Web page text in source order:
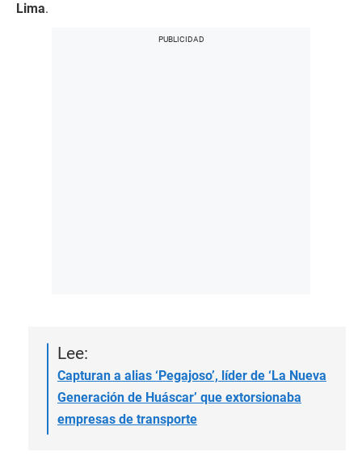
Lima.
Lee:
Capturan a alias ‘Pegajoso’, líder de ‘La Nueva
Generación de Huáscar’ que extorsionaba
empresas de transporte